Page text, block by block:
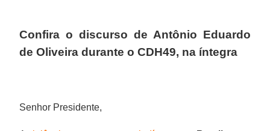
Confira o discurso de Antônio Eduardo
de Oliveira durante o CDH49, na íntegra
Senhor Presidente,